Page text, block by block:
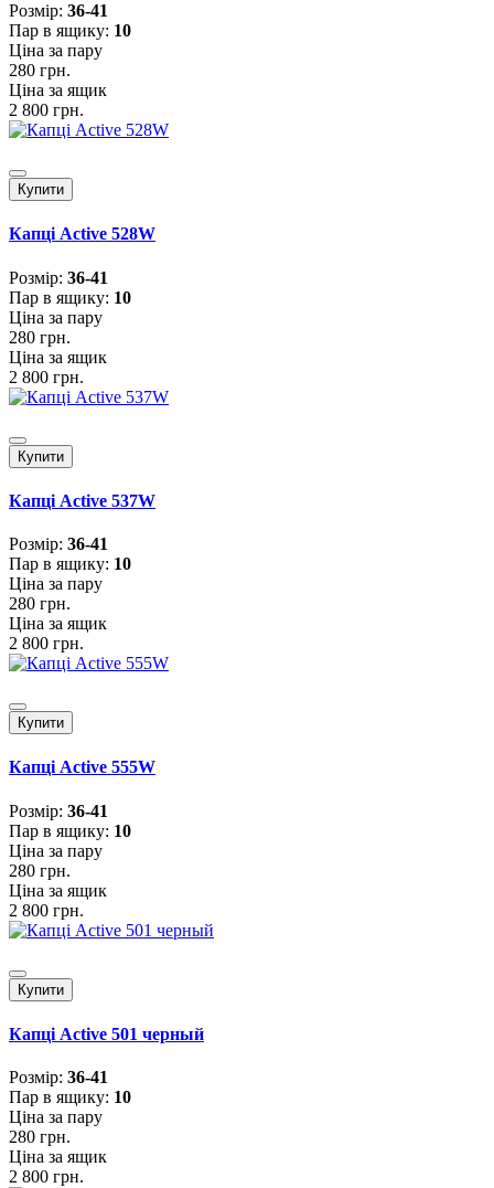
Розмiр: 36-41
Пар в ящику: 10
Ціна за пару
280 грн.
Ціна за ящик
2 800 грн.
Купити
Капці Active 528W
Розмiр: 36-41
Пар в ящику: 10
Ціна за пару
280 грн.
Ціна за ящик
2 800 грн.
Купити
Капці Active 537W
Розмiр: 36-41
Пар в ящику: 10
Ціна за пару
280 грн.
Ціна за ящик
2 800 грн.
Купити
Капці Active 555W
Розмiр: 36-41
Пар в ящику: 10
Ціна за пару
280 грн.
Ціна за ящик
2 800 грн.
Купити
Капці Active 501 черный
Розмiр: 36-41
Пар в ящику: 10
Ціна за пару
280 грн.
Ціна за ящик
2 800 грн.